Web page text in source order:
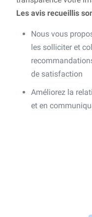
Les avis recueillis
Nous vous
les solliciter et
de satisfaction
Améliorez la
et en